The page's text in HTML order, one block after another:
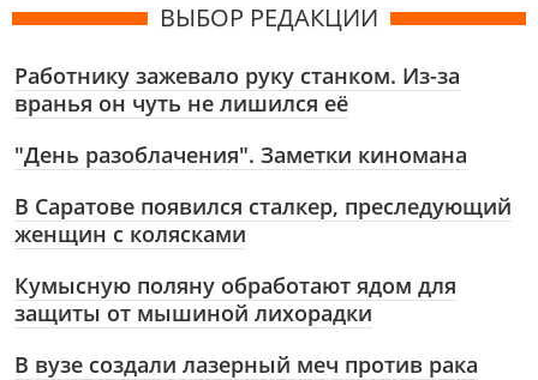
ВЫБОР РЕДАКЦИИ
Работнику зажевало руку станком. Из-за
вранья он чуть не лишился её
"День разоблачения". Заметки киномана
В Саратове появился сталкер, преследующий
женщин с колясками
Кумысную поляну обработают ядом для
защиты от мышиной лихорадки
В вузе создали лазерный меч против рака